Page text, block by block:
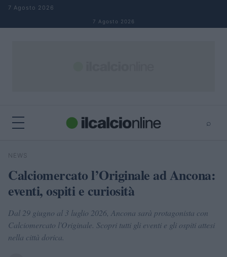
Salta al contenuto
7 Agosto 2026
7 Agosto 2026
⌕
Cerca
NEWS
Calciomercato l’Originale ad Ancona:
eventi, ospiti e curiosità
Dal 29 giugno al 3 luglio 2026, Ancona sarà protagonista con
Calciomercato l'Originale. Scopri tutti gli eventi e gli ospiti attesi
nella città dorica.